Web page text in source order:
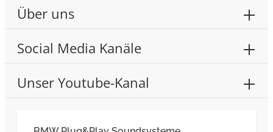
Über uns
Social Media Kanäle
Unser Youtube-Kanal